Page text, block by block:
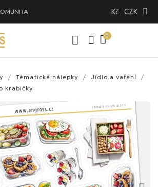
Kč CZK
Tématické nálepky
Jídlo a vaření
krabičky